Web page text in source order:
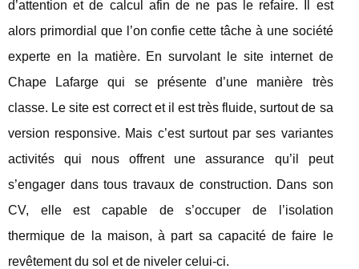
d’attention et de calcul afin de ne pas le refaire. Il est
alors primordial que l’on confie cette tâche à une société
experte en la matière. En survolant le site internet de
Chape Lafarge qui se présente d’une manière très
classe. Le site est correct et il est très fluide, surtout de sa
version responsive. Mais c’est surtout par ses variantes
activités qui nous offrent une assurance qu’il peut
s’engager dans tous travaux de construction. Dans son
CV, elle est capable de s’occuper de l’isolation
thermique de la maison, à part sa capacité de faire le
revêtement du sol et de niveler celui-ci.